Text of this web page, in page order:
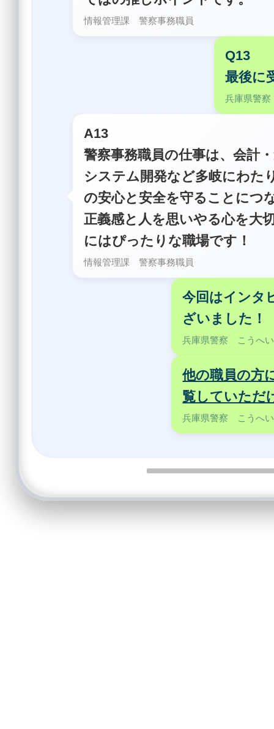
情報管理課 警察事務職員
Q13
最後に
兵庫県警
A13
警察事務職員の仕事は、会計
システム開発など多岐にわた
の安心と安全を守ることにつ
正義感と人を思いやる心を大
にはぴったりな職場です！
情報管理課 警察事務職員
今回はインタ
ざいました！
兵庫県警察 こうへ
他の職員の方
覧していただ
兵庫県警察 こうへ